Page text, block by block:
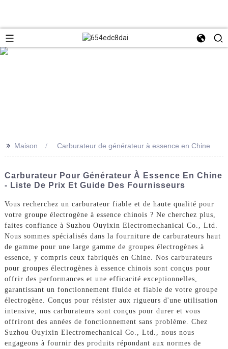
>> Maison Carburateur de générateur à essence en Chine
Carburateur Pour Générateur À Essence En Chine
- Liste De Prix Et Guide Des Fournisseurs
Vous recherchez un carburateur fiable et de haute qualité pour
votre groupe électrogène à essence chinois ? Ne cherchez plus,
faites confiance à Suzhou Ouyixin Electromechanical Co., Ltd.
Nous sommes spécialisés dans la fourniture de carburateurs haut
de gamme pour une large gamme de groupes électrogènes à
essence, y compris ceux fabriqués en Chine. Nos carburateurs
pour groupes électrogènes à essence chinois sont conçus pour
offrir des performances et une efficacité exceptionnelles,
garantissant un fonctionnement fluide et fiable de votre groupe
électrogène. Conçus pour résister aux rigueurs d'une utilisation
intensive, nos carburateurs sont conçus pour durer et vous
offriront des années de fonctionnement sans problème. Chez
Suzhou Ouyixin Electromechanical Co., Ltd., nous nous
engageons à fournir des produits répondant aux normes de